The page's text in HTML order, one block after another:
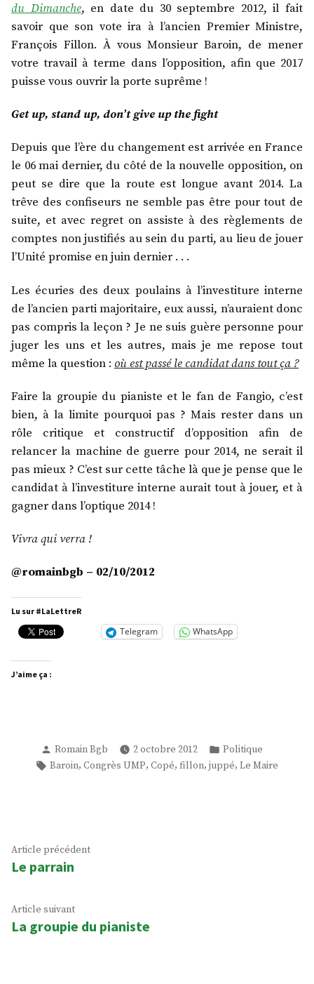
du Dimanche, en date du 30 septembre 2012, il fait
savoir que son vote ira à l’ancien Premier Ministre,
François Fillon. À vous Monsieur Baroin, de mener
votre travail à terme dans l’opposition, afin que 2017
puisse vous ouvrir la porte suprême !
Get up, stand up, don’t give up the fight
Depuis que l’ère du changement est arrivée en France
le 06 mai dernier, du côté de la nouvelle opposition, on
peut se dire que la route est longue avant 2014. La
trêve des confiseurs ne semble pas être pour tout de
suite, et avec regret on assiste à des règlements de
comptes non justifiés au sein du parti, au lieu de jouer
l’Unité promise en juin dernier . . .
Les écuries des deux poulains à l’investiture interne
de l’ancien parti majoritaire, eux aussi, n’auraient donc
pas compris la leçon ? Je ne suis guère personne pour
juger les uns et les autres, mais je me repose tout
même la question : où est passé le candidat dans tout ça ?
Faire la groupie du pianiste et le fan de Fangio, c’est
bien, à la limite pourquoi pas ? Mais rester dans un
rôle critique et constructif d’opposition afin de
relancer la machine de guerre pour 2014, ne serait il
pas mieux ? C’est sur cette tâche là que je pense que le
candidat à l’investiture interne aurait tout à jouer, et à
gagner dans l’optique 2014 !
Vivra qui verra !
@romainbgb – 02/10/2012
Lu sur #LaLettreR
Telegram WhatsApp
J’aime ça :
Publié
par
Romain Bgb 2 octobre 2012
Publié
dans
Politique
Étiquettes :
Baroin, Congrès UMP, Copé, fillon, juppé, Le Maire
Navigation
de
Article précédentArticle
Le parrain
Article suivantArticle
suivant
La groupie du pianiste